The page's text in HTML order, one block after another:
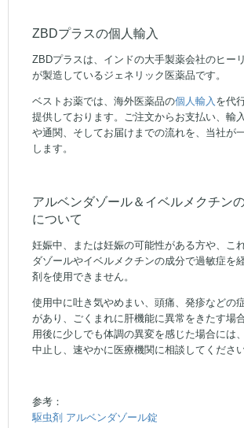
ZBDプラスの個人輸入
ZBDプラスは、インドの大手製薬会社のヒー
が製造しているジェネリック医薬品です。
ベストお薬では、海外医薬品の個人輸入を代
提供しております。ご注文からお支払い、輸
や通関、そしてお届けまでの流れを、当社が
します。
アルベンダゾール＆イベルメクチン
について
妊娠中、または妊娠の可能性がある方や、こ
ダゾールやイベルメクチンの成分で過敏症を
剤を使用できません。
使用中に吐き気やめまい、頭痛、発疹などの
があり、ごくまれに肝機能に異常をきたす場
用後に少しでも体調の異変を感じた場合には
中止し、速やかに医療機関に相談してください
参考：
駆虫剤 アルベンダゾール錠